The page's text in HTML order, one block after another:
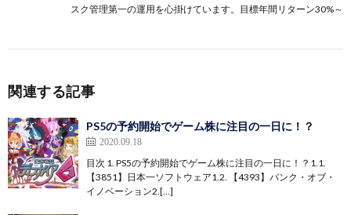
スク管理第一の運用を心掛けています。目標年間リターン30%～
関連する記事
PS5の予約開始でゲーム株に注目の一日に！？
2020.09.18
目次 1. PS5の予約開始でゲーム株に注目の一日に！？1.1.
【3851】日本一ソフトウェア1.2. 【4393】バンク・オブ・
イノベーション2.[…]